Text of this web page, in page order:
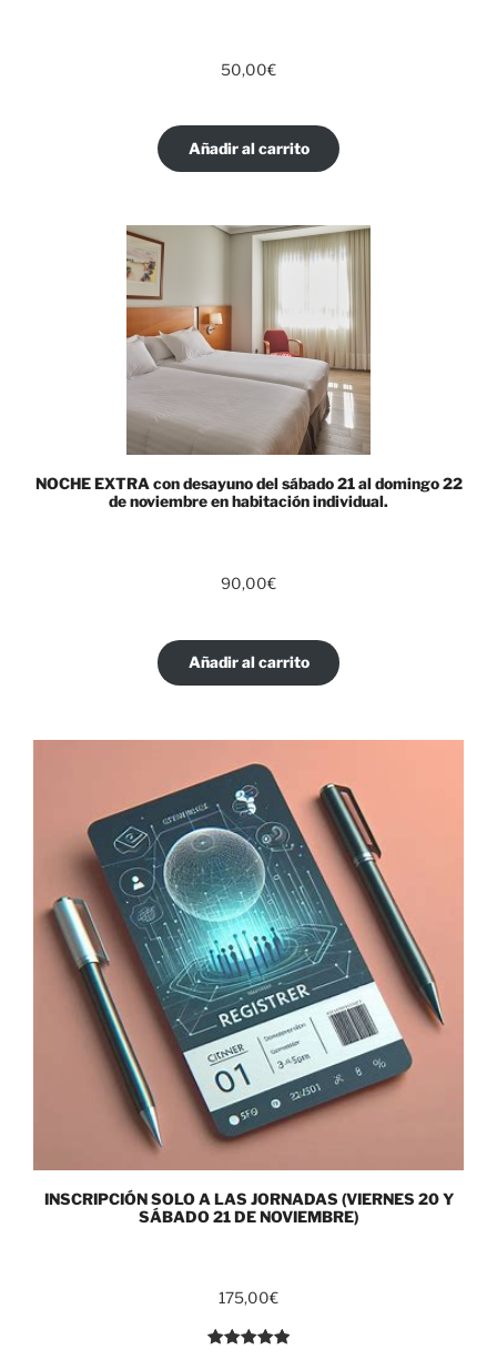
50,00€
Añadir al carrito
NOCHE EXTRA con desayuno del sábado 21 al domingo 22
de noviembre en habitación individual.
90,00€
Añadir al carrito
INSCRIPCIÓN SOLO A LAS JORNADAS (VIERNES 20 Y
SÁBADO 21 DE NOVIEMBRE)
175,00€